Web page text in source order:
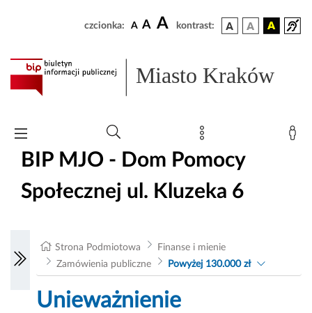
czcionka: A A A kontrast:
Miasto Kraków
BIP MJO - Dom Pomocy
Społecznej ul. Kluzeka 6
Strona Podmiotowa
Finanse i mienie
Zamówienia publiczne
Powyżej 130.000 zł
Unieważnienie